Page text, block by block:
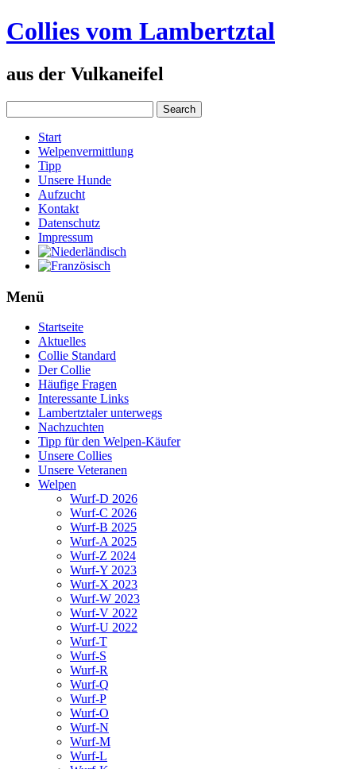
Collies vom Lambertztal
aus der Vulkaneifel
Start
Welpenvermittlung
Tipp
Unsere Hunde
Aufzucht
Kontakt
Datenschutz
Impressum
Menü
Startseite
Aktuelles
Collie Standard
Der Collie
Häufige Fragen
Interessante Links
Lambertztaler unterwegs
Nachzuchten
Tipp für den Welpen-Käufer
Unsere Collies
Unsere Veteranen
Welpen
Wurf-D 2026
Wurf-C 2026
Wurf-B 2025
Wurf-A 2025
Wurf-Z 2024
Wurf-Y 2023
Wurf-X 2023
Wurf-W 2023
Wurf-V 2022
Wurf-U 2022
Wurf-T
Wurf-S
Wurf-R
Wurf-Q
Wurf-P
Wurf-O
Wurf-N
Wurf-M
Wurf-L